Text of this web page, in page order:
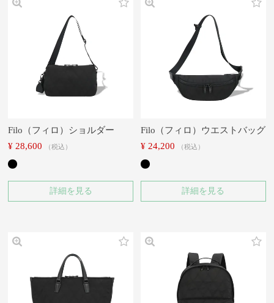
Filo（フィロ）ショルダー
¥ 28,600 税込
詳細を見る
Filo（フィロ）ウエストバッグ
¥ 24,200 税込
詳細を見る